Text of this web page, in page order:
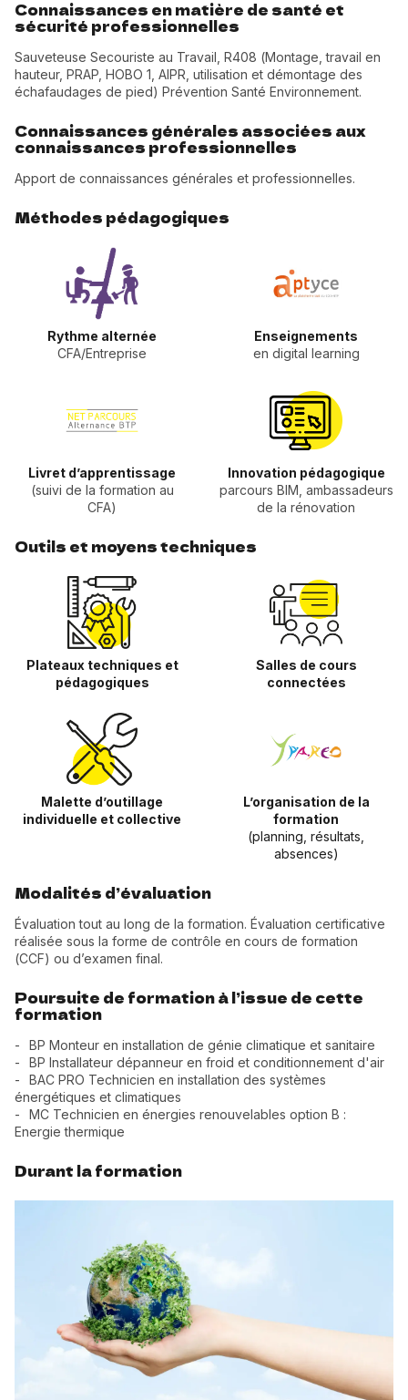
Connaissances en matière de santé et
sécurité professionnelles
Sauveteuse Secouriste au Travail, R408 (Montage, travail en
hauteur, PRAP, HOBO 1, AIPR, utilisation et démontage des
échafaudages de pied) Prévention Santé Environnement.
Connaissances générales associées aux
connaissances professionnelles
Apport de connaissances générales et professionnelles.
Méthodes pédagogiques
Rythme alternée
CFA/Entreprise
Enseignements
en digital learning
Livret d’apprentissage
(suivi de la formation au
CFA)
Innovation pédagogique
parcours BIM, ambassadeurs
de la rénovation
Outils et moyens techniques
Plateaux techniques et
pédagogiques
Salles de cours
connectées
Malette d’outillage
individuelle et collective
L’organisation de la
formation
(planning, résultats,
absences)
Modalités d’évaluation
Évaluation tout au long de la formation. Évaluation certificative
réalisée sous la forme de contrôle en cours de formation
(CCF) ou d’examen final.
Poursuite de formation à l’issue de cette
formation
BP Monteur en installation de génie climatique et sanitaire
BP Installateur dépanneur en froid et conditionnement d'air
BAC PRO Technicien en installation des systèmes
énergétiques et climatiques
MC Technicien en énergies renouvelables option B :
Energie thermique
Durant la formation